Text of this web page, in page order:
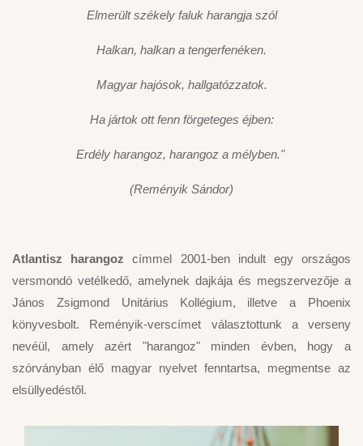
Elmerült székely faluk harangja szól
Halkan, halkan a tengerfenéken.
Magyar hajósok, hallgatózzatok.
Ha jártok ott fenn förgeteges éjben:
Erdély harangoz, harangoz a mélyben."
(Reményik Sándor)
Atlantisz harangoz címmel 2001-ben indult egy országos
versmondó vetélkedő, amelynek dajkája és megszervezője a
János Zsigmond Unitárius Kollégium, illetve a Phoenix
könyvesbolt. Reményik-verscímet választottunk a verseny
nevéül, amely azért "harangoz" minden évben, hogy a
szórványban élő magyar nyelvet fenntartsa, megmentse az
elsüllyedéstől.